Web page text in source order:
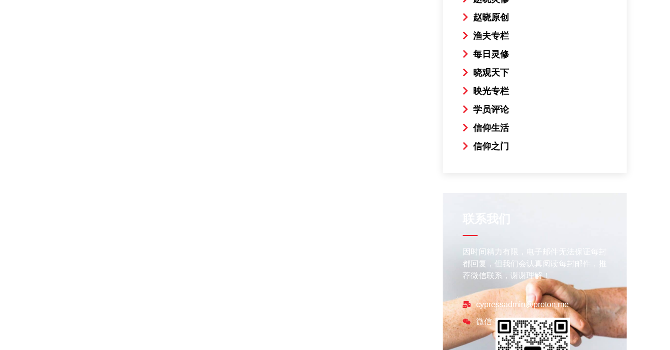
赵晓原创
渔夫专栏
每日灵修
晓观天下
映光专栏
学员评论
信仰生活
信仰之门
因时间精力有限，电子邮件无法保证每封
都回复，但我们会认真阅读每封邮件，推
荐微信联系，谢谢理解！
cypressadmin@proton.me
微信